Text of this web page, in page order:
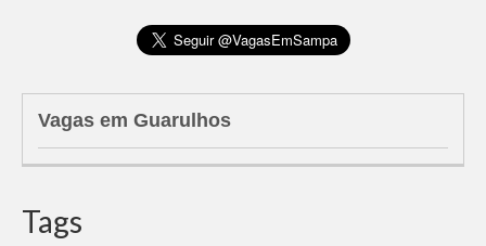
Vagas em Guarulhos
Tags